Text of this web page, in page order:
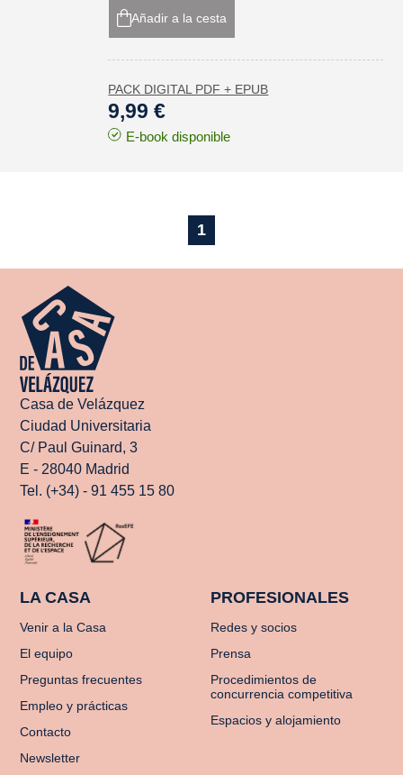
Añadir a la cesta
PACK DIGITAL PDF + EPUB
9,99 €
E-book disponible
1
Casa de Velázquez
Ciudad Universitaria
C/ Paul Guinard, 3
E - 28040 Madrid
Tel. (+34) - 91 455 15 80
LA CASA
Venir a la Casa
El equipo
Preguntas frecuentes
Empleo y prácticas
Contacto
Newsletter
PROFESIONALES
Redes y socios
Prensa
Procedimientos de
concurrencia competitiva
Espacios y alojamiento